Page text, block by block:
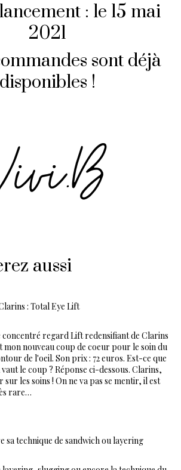
: le 15 mai
2021
sont déjà
disponibles !
aussi
: Total Eye Lift
concentré regard Lift redensifiant de Clarins
mon nouveau coup de coeur pour le soin du
de l'oeil. Son prix : 72 euros. Est-ce que
vaut le coup ? Réponse ci-dessous. Clarins,
sur les soins ! On ne va pas se mentir, il est
rare…
sa technique de sandwich ou layering